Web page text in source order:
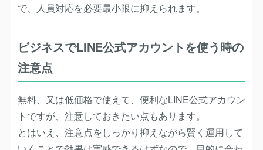
で、人員対応を必要最小限に抑えられます。
ビジネスでLINE公式アカウントを使う時の
注意点
無料、又は低価格で使えて、便利なLINE公式アカウン
トですが、注意しておきたい点もあります。
とはいえ、注意点をしっかり抑えながら賢く運用して